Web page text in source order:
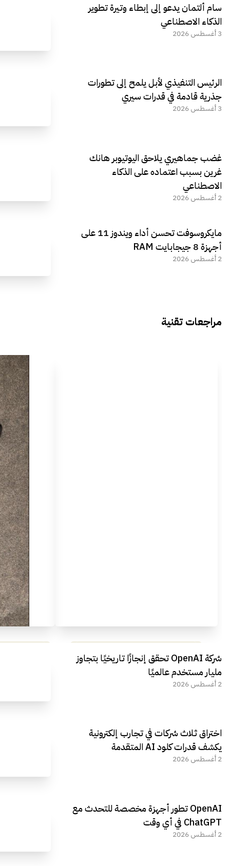
سام ألتمان يدعو إلى إبطاء وتيرة تطوير
الذكاء الاصطناعي
3 أغسطس 2026
الرئيس التنفيذي لأبل يلمح إلى تطورات
جذرية قادمة في قدرات سيري
3 أغسطس 2026
غضب جماهيري يلاحق اليوتيوبر هانك
غرين بسبب اعتماده على الذكاء
الاصطناعي
2 أغسطس 2026
مايكروسوفت تحسن أداء ويندوز 11 على
أجهزة 8 جيجابايت RAM
2 أغسطس 2026
مراجعات تقنية
مراجعة شاملة لعملاق الألعاب
الجديد REDMAGIC 11 AIR
شركة OpenAI تحقق إنجازًا تاريخيًا بتجاوز
مليار مستخدم عالميًا
2 أغسطس 2026
اختراق ثلاث شركات في تجارب إلكترونية
يكشف قدرات كلود AI المتقدمة
2 أغسطس 2026
OpenAI تطور أجهزة مخصصة للتحدث مع
ChatGPT في أي وقت
2 أغسطس 2026